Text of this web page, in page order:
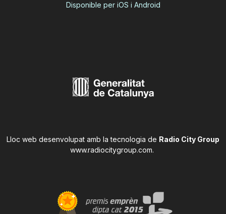
Disponible per iOS i Android
Lloc web desenvolupat amb la tecnologia de Radio City Group
www.radiocitygroup.com.